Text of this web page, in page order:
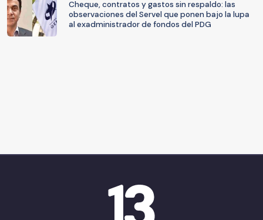
Cheque, contratos y gastos sin respaldo: las
observaciones del Servel que ponen bajo la lupa
al exadministrador de fondos del PDG